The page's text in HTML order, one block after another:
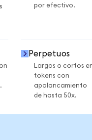
por efectivo.
Perpetuos
Largos o cortos
tokens con
apalancamiento
de hasta 50x.